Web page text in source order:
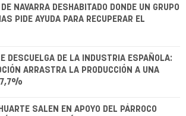
NAVARRA DESHABITADO DONDE UN GRUPO
PIDE AYUDA PARA RECUPERAR EL
DESCUELGA DE LA INDUSTRIA ESPAÑOLA:
ARRASTRA LA PRODUCCIÓN A UNA
7,7%
SALEN EN APOYO DEL PÁRROCO